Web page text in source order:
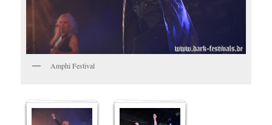
Amphi Festival